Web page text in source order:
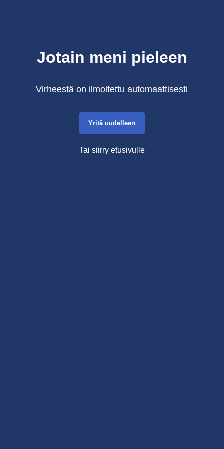
Jotain meni pieleen
Virheestä on ilmoitettu automaattisesti
Yritä uudelleen
Tai siirry etusivulle